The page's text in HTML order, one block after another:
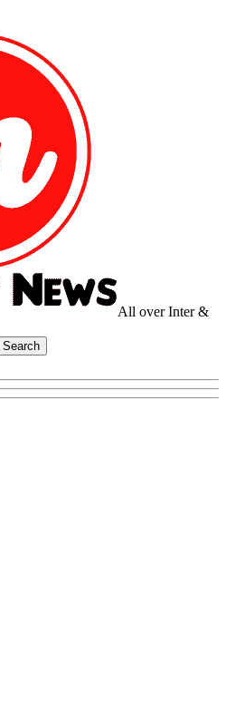
All over Inter &